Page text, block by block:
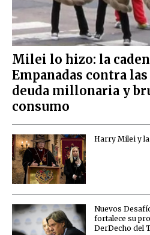
Milei lo hizo: la
Empanadas contra
deuda millonaria y
consumo
Harry Milei y la
Nuevos
fortalece su
DerDecho del